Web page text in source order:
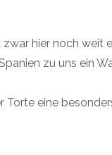
hier noch weit
zu uns ein
Torte eine